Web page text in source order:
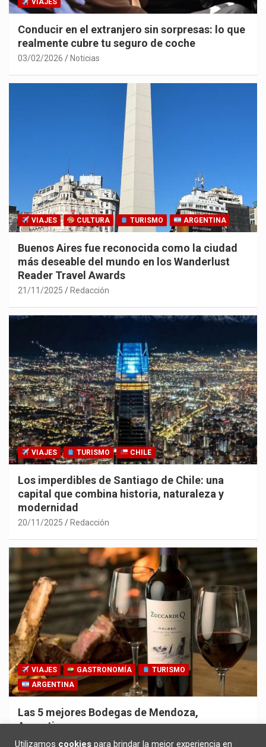
VIAJES
Conducir en el extranjero sin sorpresas: lo que
realmente cubre tu seguro de coche
03/02/2026 Noticias
VIAJES CULTURA TURISMO ARGENTINA
Buenos Aires fue reconocida como la ciudad
más deseable del mundo en los Wanderlust
Reader Travel Awards
21/11/2025 Redacción
VIAJES TURISMO CHILE
Los imperdibles de Santiago de Chile: una
capital que combina historia, naturaleza y
modernidad
20/11/2025 Redacción
VIAJES GASTRONOMÍA
TURISMO
ARGENTINA
Las 5 mejores Bodegas de Mendoza,
Argentina
30/10/2025 Redacción
Utilizamos cookies para brindar la mejor experiencia en